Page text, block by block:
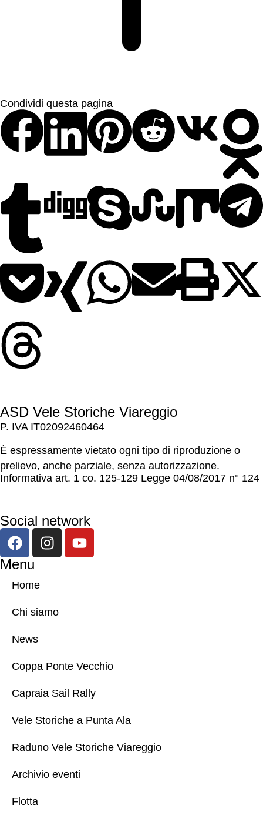
Condividi questa pagina
ASD Vele Storiche Viareggio
P. IVA IT02092460464
È espressamente vietato ogni tipo di riproduzione o
prelievo, anche parziale, senza autorizzazione.
Informativa art. 1 co. 125-129 Legge 04/08/2017 n° 124
Social network
Menu
Home
Chi siamo
News
Coppa Ponte Vecchio
Capraia Sail Rally
Vele Storiche a Punta Ala
Raduno Vele Storiche Viareggio
Archivio eventi
Flotta